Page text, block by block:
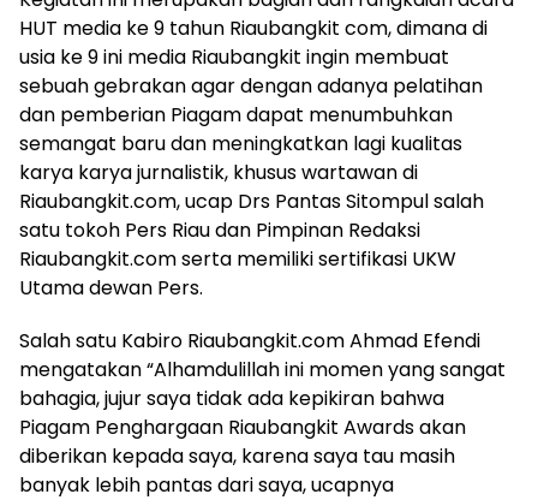
HUT media ke 9 tahun Riaubangkit com, dimana di
usia ke 9 ini media Riaubangkit ingin membuat
sebuah gebrakan agar dengan adanya pelatihan
dan pemberian Piagam dapat menumbuhkan
semangat baru dan meningkatkan lagi kualitas
karya karya jurnalistik, khusus wartawan di
Riaubangkit.com, ucap Drs Pantas Sitompul salah
satu tokoh Pers Riau dan Pimpinan Redaksi
Riaubangkit.com serta memiliki sertifikasi UKW
Utama dewan Pers.
Salah satu Kabiro Riaubangkit.com Ahmad Efendi
mengatakan “Alhamdulillah ini momen yang sangat
bahagia, jujur saya tidak ada kepikiran bahwa
Piagam Penghargaan Riaubangkit Awards akan
diberikan kepada saya, karena saya tau masih
banyak lebih pantas dari saya, ucapnya